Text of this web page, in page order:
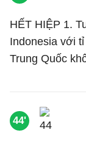
HẾT HIỆP 1.
Indonesia với
Trung Quốc
44'